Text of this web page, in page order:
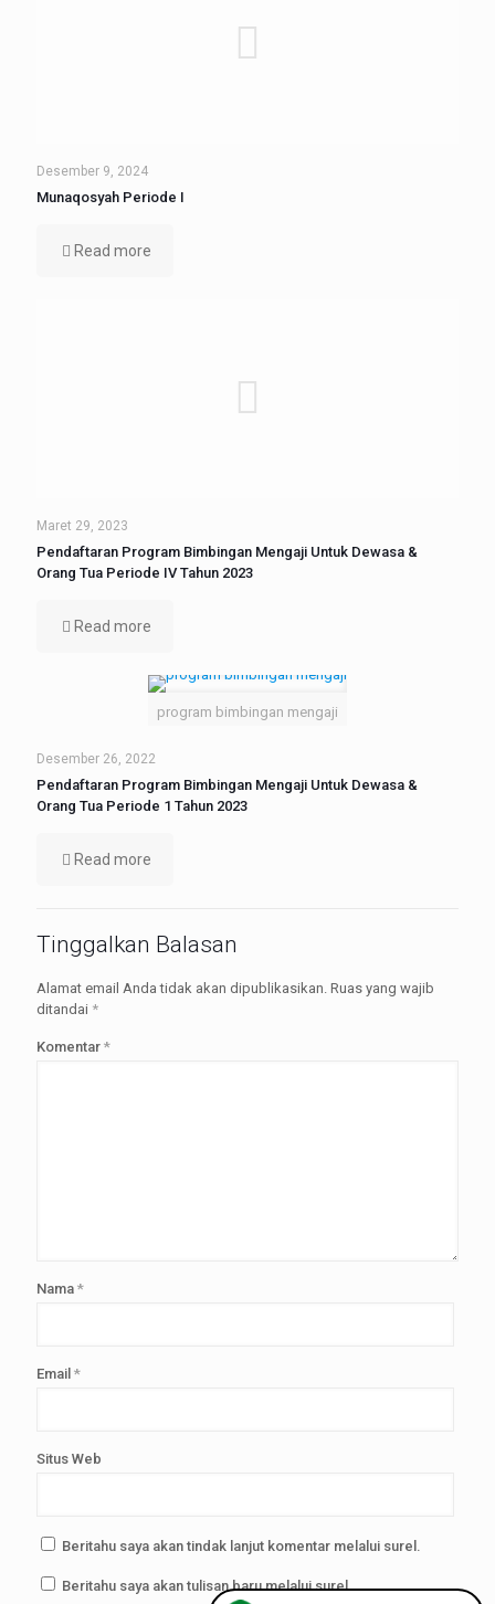
Desember 9, 2024
Munaqosyah Periode I
Read more
Maret 29, 2023
Pendaftaran Program Bimbingan Mengaji Untuk Dewasa &
Orang Tua Periode IV Tahun 2023
Read more
program bimbingan mengaji
Desember 26, 2022
Pendaftaran Program Bimbingan Mengaji Untuk Dewasa &
Orang Tua Periode 1 Tahun 2023
Read more
Tinggalkan Balasan
Alamat email Anda tidak akan dipublikasikan. Ruas yang wajib
ditandai *
Komentar *
Nama *
Email *
Situs Web
Beritahu saya akan tindak lanjut komentar melalui surel.
Beritahu saya akan tulisan baru melalui surel.